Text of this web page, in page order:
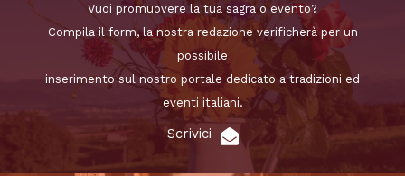
Vuoi promuovere la tua sagra o evento?
Compila il form, la nostra redazione verificherà per un
possibile
inserimento sul nostro portale dedicato a tradizioni ed
eventi italiani.
Scrivici